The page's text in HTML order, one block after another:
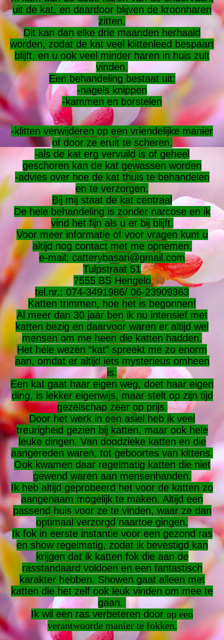
uit de kat, en daardoor blijven de kroonharen
zitten.
Dit kan dan elke drie maanden herhaald
worden, zodat de kat veel klittenleed bespaart
blijft, en u ook veel minder haren in huis zult
vinden.
Een behandeling bestaat uit:
-nagels knippen
-kammen en borstelen
-klitten verwijderen op een vriendelijke manier
of door ze eruit te scheren.
-als de kat erg vervuild is of geheel
geschoren kan de kat gewassen worden
-advies over hoe de kat thuis te behandelen
en te verzorgen.
Bij mij staat de kat centraal
De hele behandeling is zonder narcose en ik
vind het fijn als u er bij blijft.
Voor meer informatie of voor vragen kunt u
altijd nog contact met me opnemen.
e-mail: catterybasari@gmail.com
Tulpstraat 51
7555 BS Hengelo
tel.nr.: 074-3491986/ 06-23909363
Katten trimmen, hoe het is begonnen!
Al meer dan 30 jaar ben ik nu intensief met
katten bezig en daarvoor waren er altijd wel
mensen om me heen die katten hadden.
Het hele wezen “kat” spreekt me zo enorm
aan, omdat er altijd iets mysterieus omheen
is.
Een kat gaat haar eigen weg, doet haar eigen
ding, is lekker eigenwijs, maar stelt op zijn tijd
gezelschap zeer op prijs.
Door het werk in een asiel heb ik veel
treurigheid gezien bij katten, maar ook hele
leuke dingen. Van doodzieke katten en die
aangereden waren, tot geboortes van kittens.
Ook kwamen daar regelmatig katten die niet
gewend waren aan mensenhanden.
Ik heb altijd geprobeerd het voor de katten zo
aangenaam mogelijk te maken. Altijd een
passend huis voor ze te vinden, waar ze dan
optimaal verzorgd naartoe gingen.
Ik fok in eerste instantie voor een gezond ras
en show regelmatig, zodat ik bevestigd kan
krijgen dat ik katten fok die aan de
rasstandaard voldoen en een fantastisch
karakter hebben. Showen gaat alleen met
katten die het zelf ook leuk vinden om mee te
gaan.
Ik wil een ras verbeteren door op een
verantwoorde manier te fokken.